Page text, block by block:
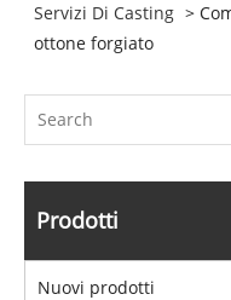
Servizi Di Casting >
ottone forgiato
Prodotti
Nuovi prodotti